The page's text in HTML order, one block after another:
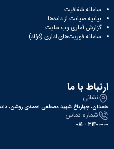
فرهنگی
پلیس
فهرست
نشریات
سامانه شفافیت
بیانیه صیانت از داده‌ها
گزارش آماری وب‌ سایت
سامانه فوریت‌های اداری (فؤاد)
ارتباط با ما
نشانی
همدان، چهارباغ شهید مصطفی احمدی روشن،
شماره تماس
31400000 - 081